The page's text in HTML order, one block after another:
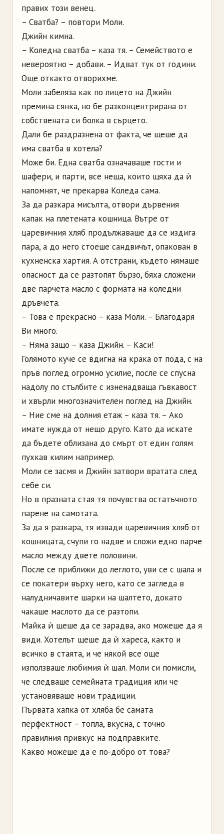
правих този венец.
– Сватба? – повтори Моли.
Джийн кимна.
– Коледна сватба – каза тя. – Семейството е
невероятно – добави. – Идват тук от години.
Още откакто отворихме.
Моли забеляза как по лицето на Джийн
премина сянка, но бе разконцентрирана от
собствената си болка в сърцето.
Дали бе раздразнена от факта, че щеше да
има сватба в хотела?
Може би. Една сватба означаваше гости и
шафери, и парти, все неща, които щяха да ѝ
напомнят, че прекарва Коледа сама.
За да разкара мисълта, отвори дървения
капак на плетената кошница. Вътре от
царевичния хляб продължаваше да се издига
пара, а до него стоеше сандвичът, опакован в
кухненска хартия. А отстрани, където нямаше
опасност да се разтопят бързо, бяха сложени
две парчета масло с формата на коледни
дръвчета.
– Това е прекрасно – каза Моли. – Благодаря
Ви много.
– Няма защо – каза Джийн. – Каси!
Голямото куче се вдигна на крака от пода, с на
пръв поглед огромно усилие, после се спусна
надолу по стълбите с изненадваща гъвкавост
и хвърли многозначителен поглед на Джийн.
– Ние сме на долния етаж – каза тя. – Ако
имате нужда от нещо друго. Като да искате
да бъдете облизана до смърт от един голям
пухкав килим например.
Моли се засмя и Джийн затвори вратата след
себе си.
Но в празната стая тя почувства остатъчното
парене на самотата.
За да я разкара, тя извади царевичния хляб от
кошницата, счупи го надве и сложи едно парче
масло между двете половини.
После се приближи до леглото, уви се с шала и
се покатери върху него, като се загледа в
налудничавите шарки на шалтето, докато
чакаше маслото да се разтопи.
Майка ѝ щеше да се зарадва, ако можеше да я
види. Хотелът щеше да ѝ хареса, както и
всичко в стаята, и че някой все още
използваше любимия ѝ шал. Моли си помисли,
че следваше семейната традиция или че
установяваше нови традиции.
Първата хапка от хляба бе самата
перфектност – топла, вкусна, с точно
правилния привкус на подправките.
Какво можеше да е по-добро от това?